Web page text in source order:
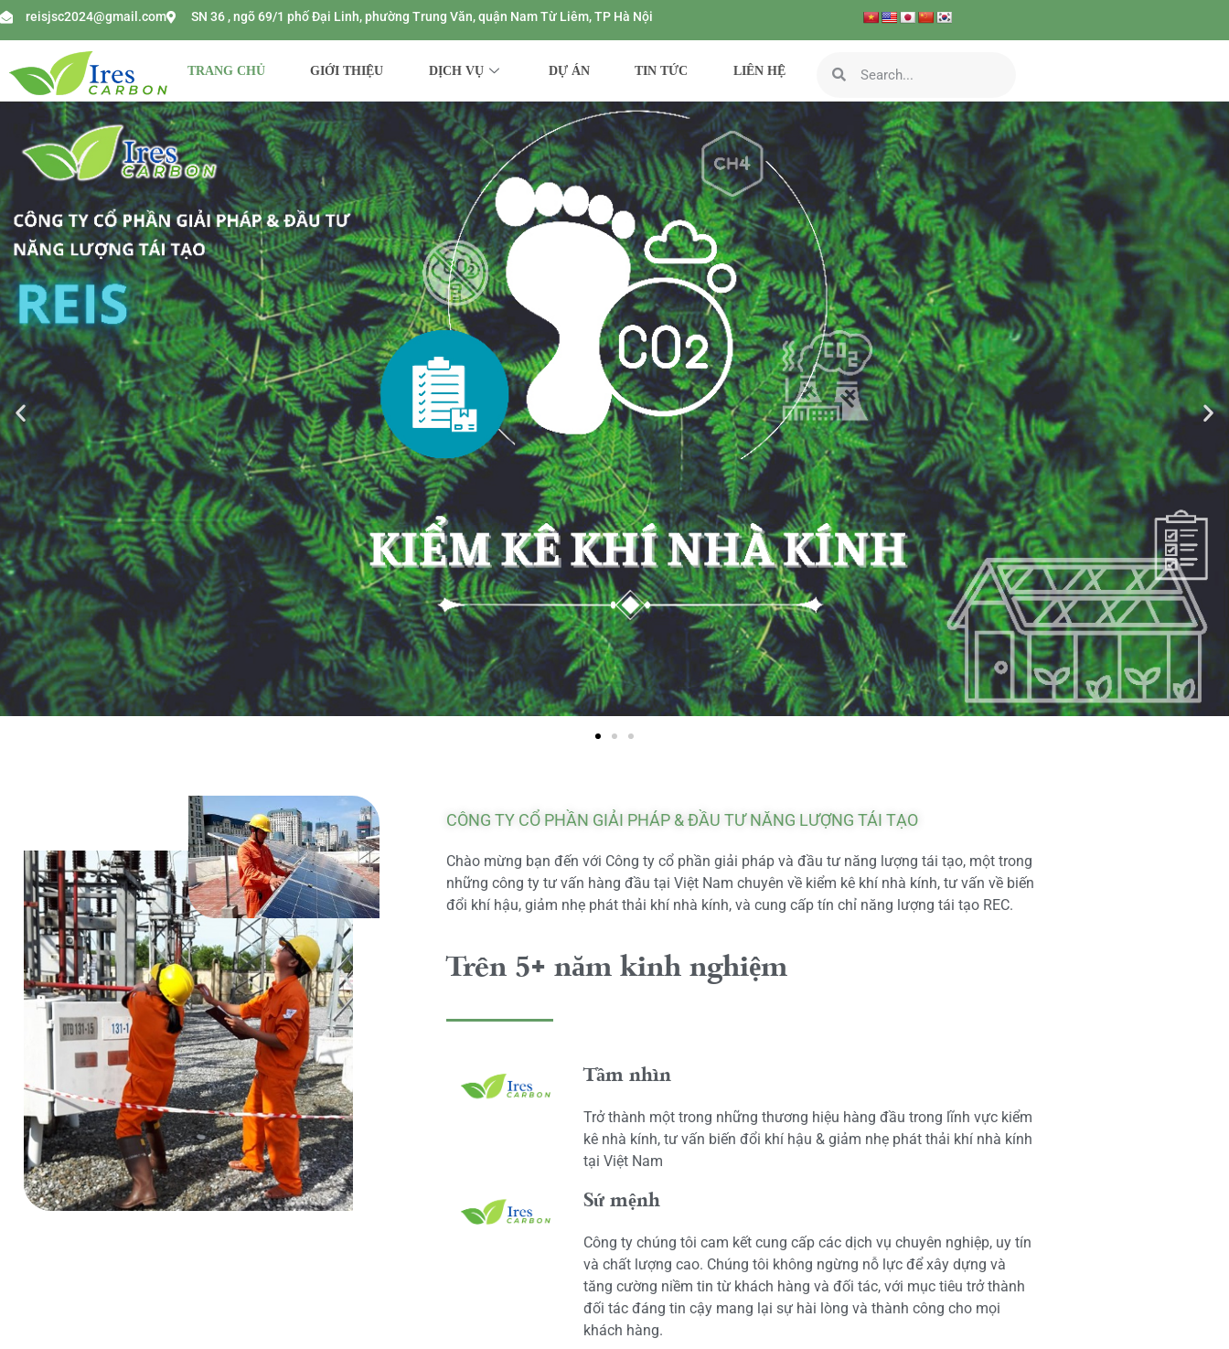
reisjsc2024@gmail.com SN 36 , ngõ 69/1 phố Đại Linh, phường Trung Văn, quận Nam Từ Liêm, TP Hà Nội
TRANG CHỦ GIỚI THIỆU DỊCH VỤ DỰ ÁN TIN TỨC LIÊN HỆ
CÔNG TY CỔ PHẦN GIẢI PHÁP & ĐẦU TƯ NĂNG LƯỢNG TÁI TẠO
Chào mừng bạn đến với Công ty cổ phần giải pháp và đầu tư năng lượng tái tạo, một trong
những công ty tư vấn hàng đầu tại Việt Nam chuyên về kiểm kê khí nhà kính, tư vấn về biến
đổi khí hậu, giảm nhẹ phát thải khí nhà kính, và cung cấp tín chỉ năng lượng tái tạo REC.
Trên 5+ năm kinh nghiệm
Tầm nhìn
Trở thành một trong những thương hiệu hàng đầu trong lĩnh vực kiểm
kê nhà kính, tư vấn biến đổi khí hậu & giảm nhẹ phát thải khí nhà kính
tại Việt Nam
Sứ mệnh
Công ty chúng tôi cam kết cung cấp các dịch vụ chuyên nghiệp, uy tín
và chất lượng cao. Chúng tôi không ngừng nỗ lực để xây dựng và
tăng cường niềm tin từ khách hàng và đối tác, với mục tiêu trở thành
đối tác đáng tin cậy mang lại sự hài lòng và thành công cho mọi
khách hàng.